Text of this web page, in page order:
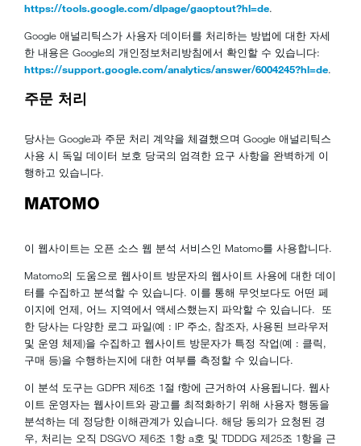
https://tools.google.com/dlpage/gaoptout?hl=de.
Google 애널리틱스가 사용자 데이터를 처리하는 방법에 대한 자세
한 내용은 Google의 개인정보처리방침에서 확인할 수 있습니다:
https://support.google.com/analytics/answer/6004245?hl=de.
주문 처리
당사는 Google과 주문 처리 계약을 체결했으며 Google 애널리틱스
사용 시 독일 데이터 보호 당국의 엄격한 요구 사항을 완벽하게 이
행하고 있습니다.
MATOMO
이 웹사이트는 오픈 소스 웹 분석 서비스인 Matomo를 사용합니다.
Matomo의 도움으로 웹사이트 방문자의 웹사이트 사용에 대한 데이
터를 수집하고 분석할 수 있습니다. 이를 통해 무엇보다도 어떤 페
이지에 언제, 어느 지역에서 액세스했는지 파악할 수 있습니다. 또
한 당사는 다양한 로그 파일(예 : IP 주소, 참조자, 사용된 브라우저
및 운영 체제)을 수집하고 웹사이트 방문자가 특정 작업(예 : 클릭,
구매 등)을 수행하는지에 대한 여부를 측정할 수 있습니다.
이 분석 도구는 GDPR 제6조 1절 f항에 근거하여 사용됩니다. 웹사
이트 운영자는 웹사이트와 광고를 최적화하기 위해 사용자 행동을
분석하는 데 정당한 이해관계가 있습니다. 해당 동의가 요청된 경
우, 처리는 오직 DSGVO 제6조 1항 a호 및 TDDDG 제25조 1항을 근